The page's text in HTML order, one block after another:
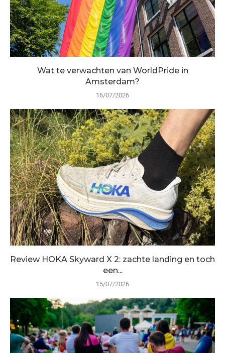
Wat te verwachten van WorldPride in
Amsterdam?
16/07/2026
Review HOKA Skyward X 2: zachte landing en toch
een...
15/07/2026